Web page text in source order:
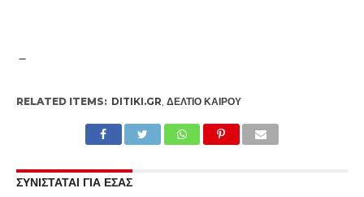
RELATED ITEMS: DITIKI.GR ΔΕΛΤΙΟ ΚΑΙΡΟΥ
ΣΥΝΙΣΤΑΤΑΙ ΓΙΑ ΕΣΑΣ